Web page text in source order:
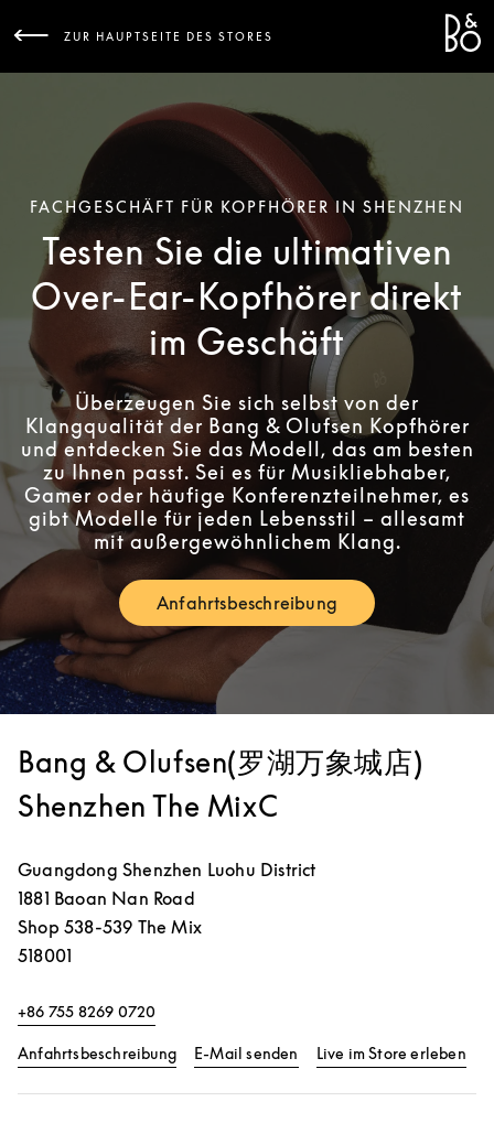
ZUR HAUPTSEITE DES STORES
FACHGESCHÄFT FÜR KOPFHÖRER IN SHENZHEN
Testen Sie die ultimativen
Over-Ear-Kopfhörer direkt
im Geschäft
Überzeugen Sie sich selbst von der
Klangqualität der Bang & Olufsen Kopfhörer
und entdecken Sie das Modell, das am besten
zu Ihnen passt. Sei es für Musikliebhaber,
Gamer oder häufige Konferenzteilnehmer, es
gibt Modelle für jeden Lebensstil – allesamt
mit außergewöhnlichem Klang.
AnfahrtsbeschreibungLink Opens in New Tab
Bang & Olufsen(罗湖万象城店)
Shenzhen The MixC
Guangdong Shenzhen Luohu District
1881 Baoan Nan Road
Shop 538-539 The Mix
518001
+86 755 8269 0720
AnfahrtsbeschreibungLink Opens in New Tab
E-Mail senden Live im Store erleben